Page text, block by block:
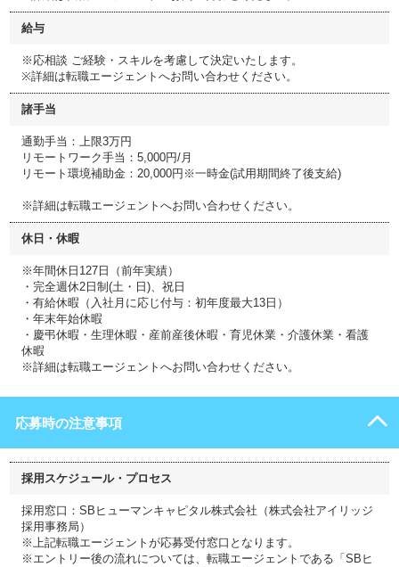
給与
※応相談 ご経験・スキルを考慮して決定いたします。
※詳細は転職エージェントへお問い合わせください。
諸手当
通勤手当：上限3万円
リモートワーク手当：5,000円/月
リモート環境補助金：20,000円※一時金(試用期間終了後支給)
※詳細は転職エージェントへお問い合わせください。
休日・休暇
※年間休日127日（前年実績）
・完全週休2日制(土・日)、祝日
・有給休暇（入社月に応じ付与：初年度最大13日）
・年末年始休暇
・慶弔休暇・生理休暇・産前産後休暇・育児休業・介護休業・看護
休暇
※詳細は転職エージェントへお問い合わせください。
応募時の注意事項
採用スケジュール・プロセス
採用窓口：SBヒューマンキャピタル株式会社（株式会社アイリッジ
採用事務局）
※上記転職エージェントが応募受付窓口となります。
※エントリー後の流れについては、転職エージェントである「SBヒ